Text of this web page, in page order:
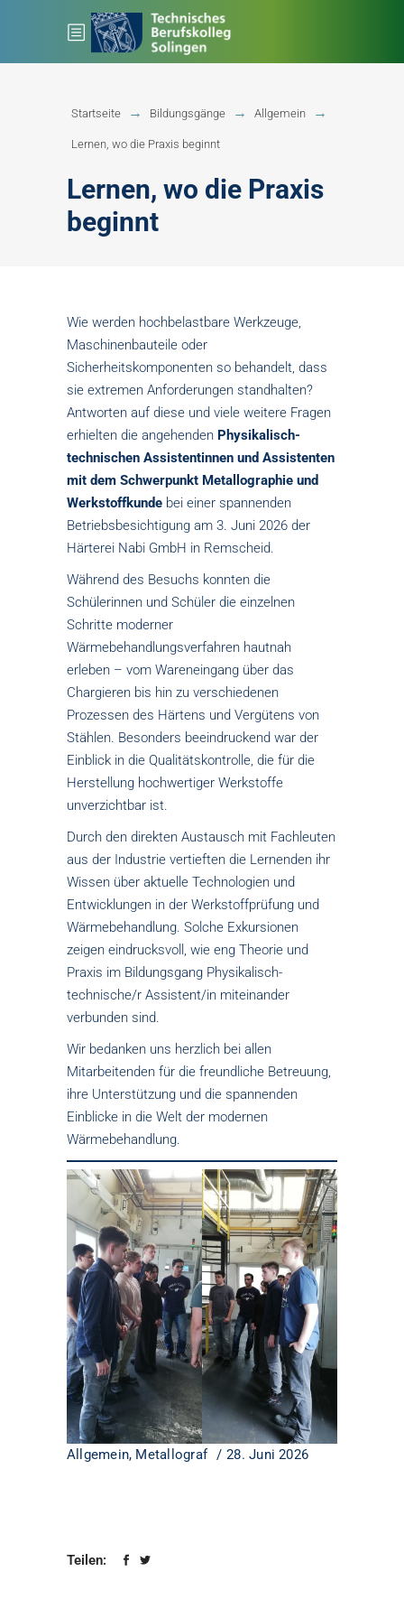
Startseite Bildungsgänge Allgemein
Lernen, wo die Praxis beginnt
Lernen, wo die Praxis
beginnt
Wie werden hochbelastbare Werkzeuge,
Maschinenbauteile oder
Sicherheitskomponenten so behandelt, dass
sie extremen Anforderungen standhalten?
Antworten auf diese und viele weitere Fragen
erhielten die angehenden Physikalisch-
technischen Assistentinnen und Assistenten
mit dem Schwerpunkt Metallographie und
Werkstoffkunde bei einer spannenden
Betriebsbesichtigung am 3. Juni 2026 der
Härterei Nabi GmbH in Remscheid.
Während des Besuchs konnten die
Schülerinnen und Schüler die einzelnen
Schritte moderner
Wärmebehandlungsverfahren hautnah
erleben – vom Wareneingang über das
Chargieren bis hin zu verschiedenen
Prozessen des Härtens und Vergütens von
Stählen. Besonders beeindruckend war der
Einblick in die Qualitätskontrolle, die für die
Herstellung hochwertiger Werkstoffe
unverzichtbar ist.
Durch den direkten Austausch mit Fachleuten
aus der Industrie vertieften die Lernenden ihr
Wissen über aktuelle Technologien und
Entwicklungen in der Werkstoffprüfung und
Wärmebehandlung. Solche Exkursionen
zeigen eindrucksvoll, wie eng Theorie und
Praxis im Bildungsgang Physikalisch-
technische/r Assistent/in miteinander
verbunden sind.
Wir bedanken uns herzlich bei allen
Mitarbeitenden für die freundliche Betreuung,
ihre Unterstützung und die spannenden
Einblicke in die Welt der modernen
Wärmebehandlung.
Allgemein, Metallograf 28. Juni 2026
Teilen: